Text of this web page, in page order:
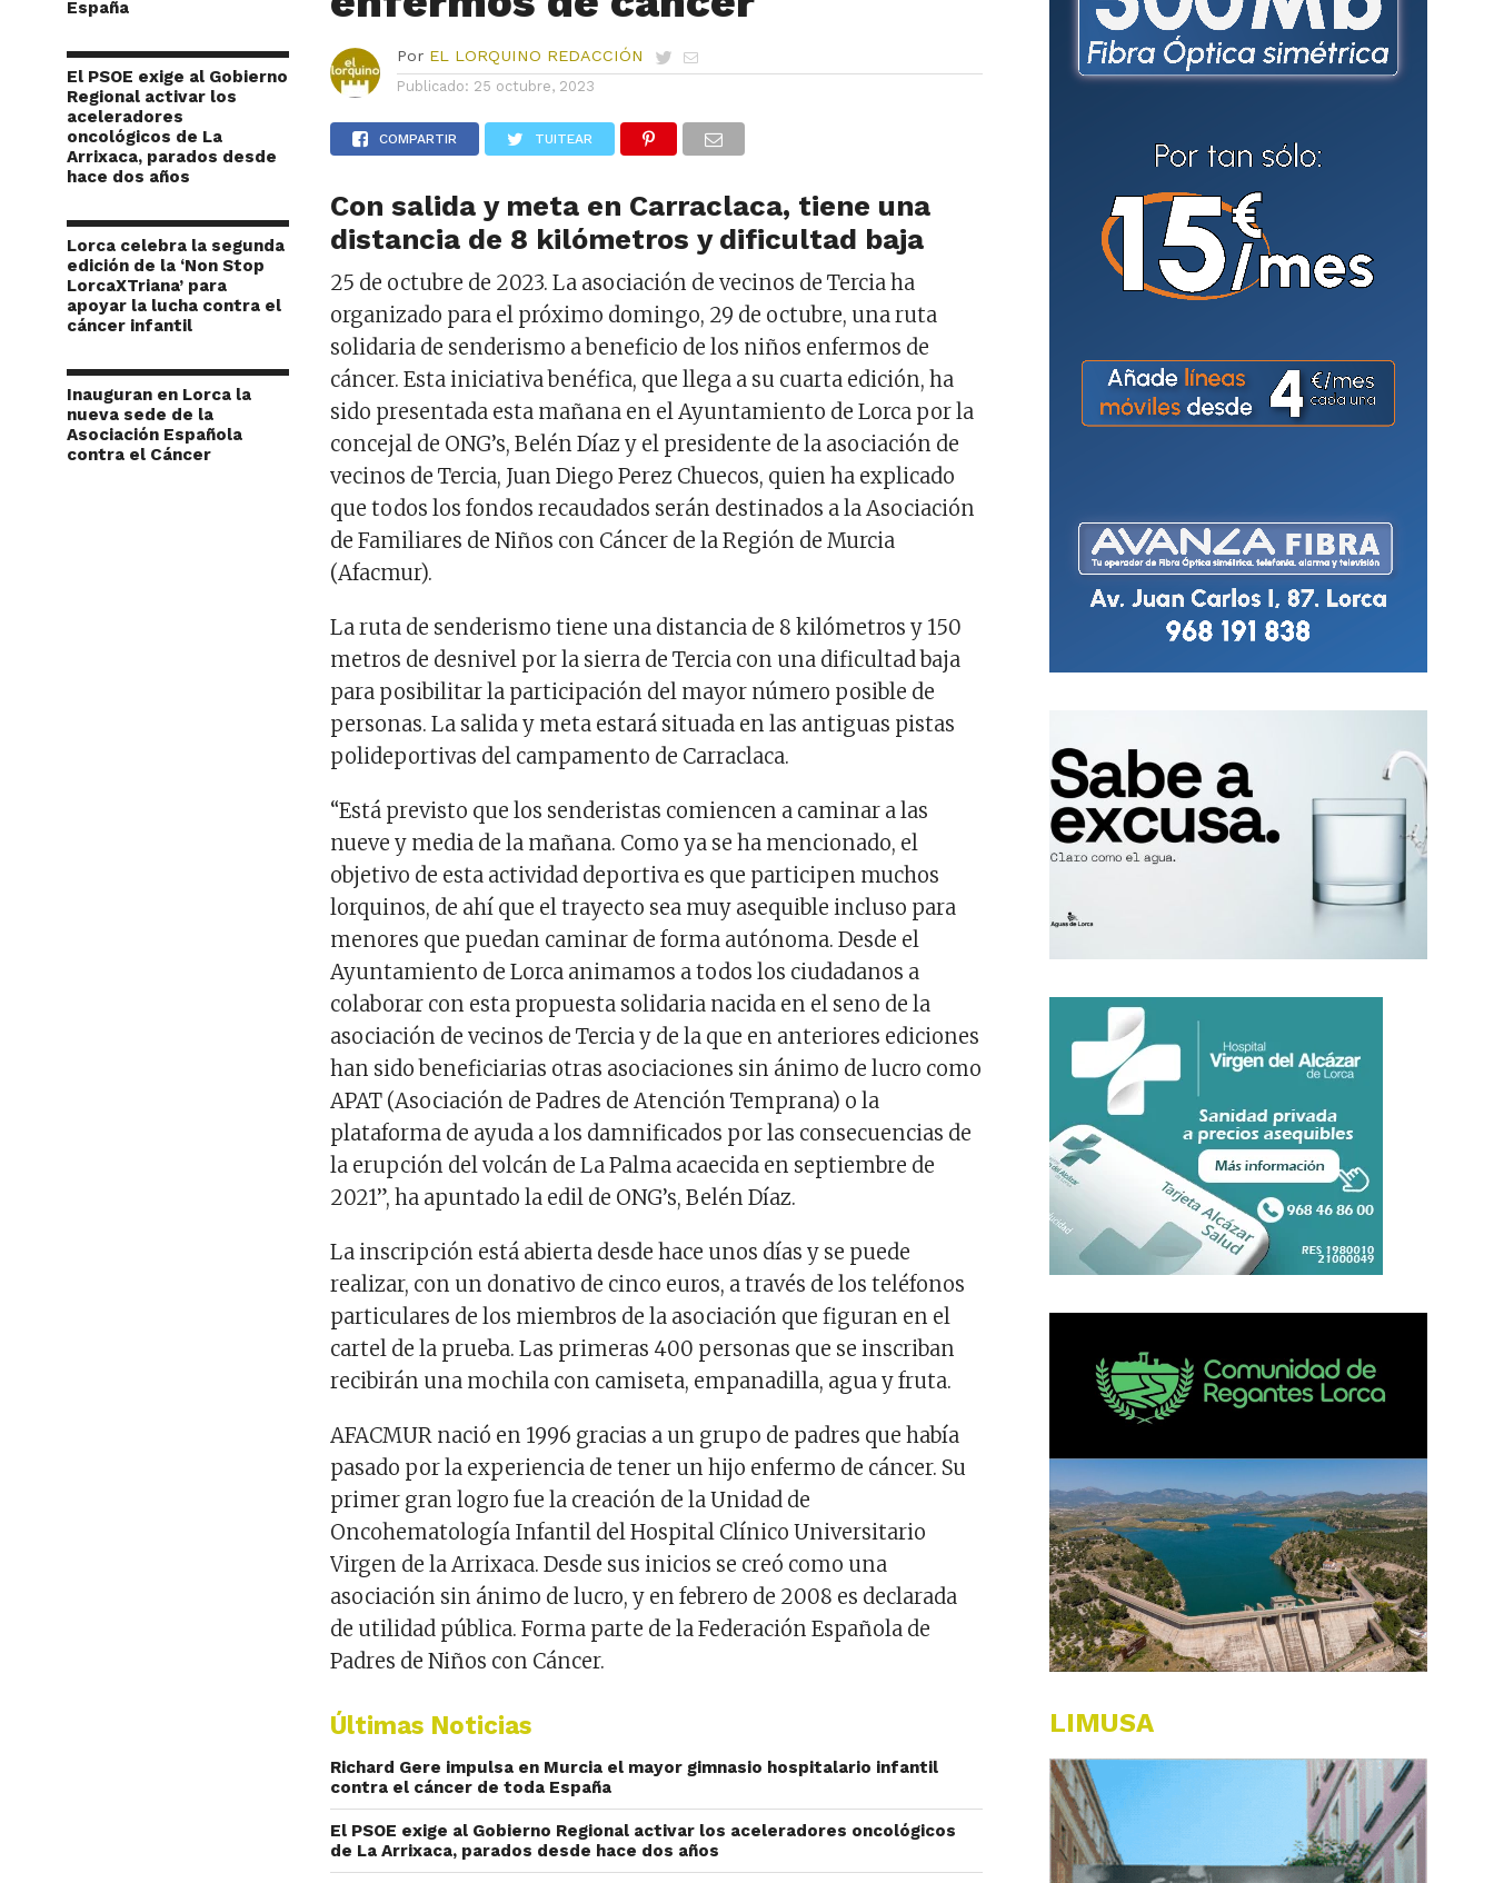
España
El PSOE exige al Gobierno
Regional activar los
aceleradores
oncológicos de La
Arrixaca, parados desde
hace dos años
Lorca celebra la segunda
edición de la ‘Non Stop
LorcaXTriana’ para
apoyar la lucha contra el
cáncer infantil
Inauguran en Lorca la
nueva sede de la
Asociación Española
contra el Cáncer
Por EL LORQUINO REDACCIÓN
Publicado: 25 octubre, 2023
COMPARTIR TUITEAR
Con salida y meta en Carraclaca, tiene una
distancia de 8 kilómetros y dificultad baja
25 de octubre de 2023. La asociación de vecinos de Tercia ha
organizado para el próximo domingo, 29 de octubre, una ruta
solidaria de senderismo a beneficio de los niños enfermos de
cáncer. Esta iniciativa benéfica, que llega a su cuarta edición, ha
sido presentada esta mañana en el Ayuntamiento de Lorca por la
concejal de ONG’s, Belén Díaz y el presidente de la asociación de
vecinos de Tercia, Juan Diego Perez Chuecos, quien ha explicado
que todos los fondos recaudados serán destinados a la Asociación
de Familiares de Niños con Cáncer de la Región de Murcia
(Afacmur).
La ruta de senderismo tiene una distancia de 8 kilómetros y 150
metros de desnivel por la sierra de Tercia con una dificultad baja
para posibilitar la participación del mayor número posible de
personas. La salida y meta estará situada en las antiguas pistas
polideportivas del campamento de Carraclaca.
“Está previsto que los senderistas comiencen a caminar a las
nueve y media de la mañana. Como ya se ha mencionado, el
objetivo de esta actividad deportiva es que participen muchos
lorquinos, de ahí que el trayecto sea muy asequible incluso para
menores que puedan caminar de forma autónoma. Desde el
Ayuntamiento de Lorca animamos a todos los ciudadanos a
colaborar con esta propuesta solidaria nacida en el seno de la
asociación de vecinos de Tercia y de la que en anteriores ediciones
han sido beneficiarias otras asociaciones sin ánimo de lucro como
APAT (Asociación de Padres de Atención Temprana) o la
plataforma de ayuda a los damnificados por las consecuencias de
la erupción del volcán de La Palma acaecida en septiembre de
2021”, ha apuntado la edil de ONG’s, Belén Díaz.
La inscripción está abierta desde hace unos días y se puede
realizar, con un donativo de cinco euros, a través de los teléfonos
particulares de los miembros de la asociación que figuran en el
cartel de la prueba. Las primeras 400 personas que se inscriban
recibirán una mochila con camiseta, empanadilla, agua y fruta.
AFACMUR nació en 1996 gracias a un grupo de padres que había
pasado por la experiencia de tener un hijo enfermo de cáncer. Su
primer gran logro fue la creación de la Unidad de
Oncohematología Infantil del Hospital Clínico Universitario
Virgen de la Arrixaca. Desde sus inicios se creó como una
asociación sin ánimo de lucro, y en febrero de 2008 es declarada
de utilidad pública. Forma parte de la Federación Española de
Padres de Niños con Cáncer.
Últimas Noticias
Richard Gere impulsa en Murcia el mayor gimnasio hospitalario infantil
contra el cáncer de toda España
El PSOE exige al Gobierno Regional activar los aceleradores oncológicos
de La Arrixaca, parados desde hace dos años
LIMUSA